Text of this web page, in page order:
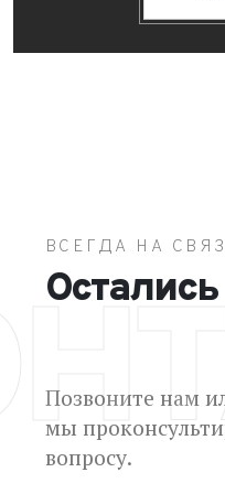
ВСЕГДА НА
Позвоните нам
мы
вопросу.